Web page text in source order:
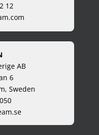
12
AB
6
Sweden